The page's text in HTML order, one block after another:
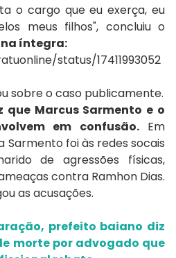
o cargo que eu exerça, eu
meus filhos", concluiu o
íntegra:
status/17411993052
sobre o caso publicamente.
que Marcus Sarmento e o
em confusão.Em
Sarmento foi às redes socais
de agressões físicas,
contra Ramhon Dias.
as acusações.
prefeito baiano diz
morte por advogado que